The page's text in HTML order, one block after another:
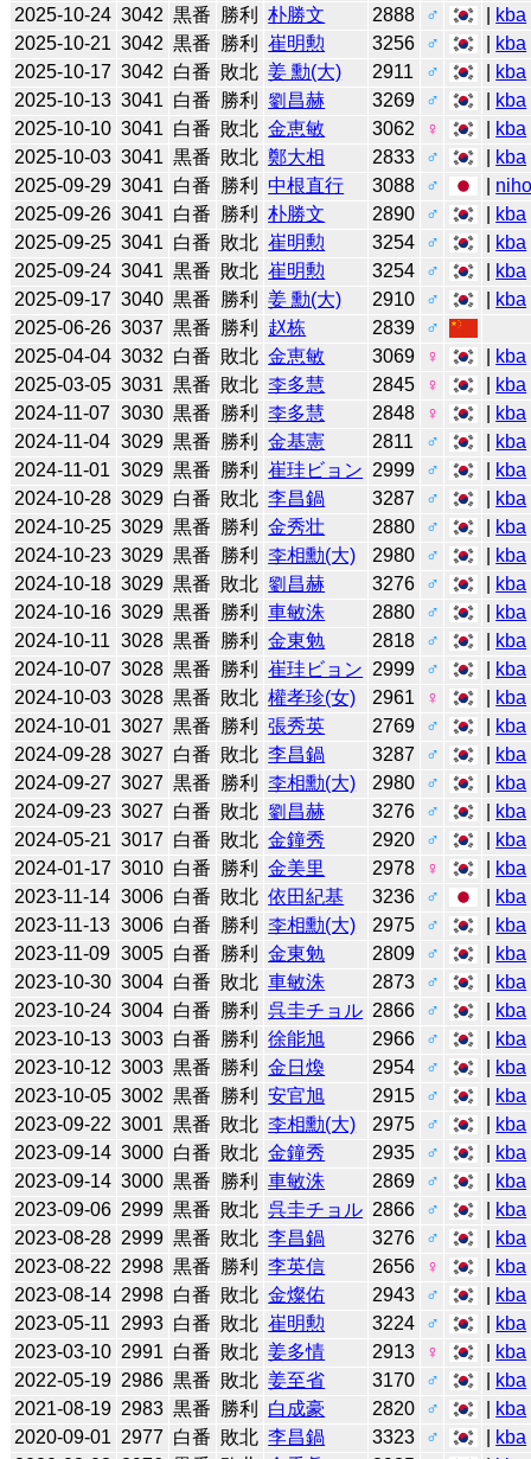
2025-10-24 3042 黒番 勝利 朴勝文 2888 ♂ kba
2025-10-21 3042 黒番 勝利 崔明勲 3256 ♂ kba
2025-10-17 3042 白番 敗北 姜 勳(大) 2911 ♂ kba
2025-10-13 3041 白番 勝利 劉昌赫 3269 ♂ kba
2025-10-10 3041 白番 敗北 金恵敏 3062 ♀ kba
2025-10-03 3041 黒番 敗北 鄭大相 2833 ♂ kba
2025-09-29 3041 白番 勝利 中根直行 3088 ♂
2025-09-26 3041 白番 勝利 朴勝文 2890 ♂ kba
2025-09-25 3041 白番 敗北 崔明勲 3254 ♂ kba
2025-09-24 3041 黒番 敗北 崔明勲 3254 ♂ kba
2025-09-17 3040 黒番 勝利 姜 勳(大) 2910 ♂ kba
2025-06-26 3037 黒番 勝利 赵栋 2839
♂
2025-04-04 3032 白番 敗北 金恵敏 3069 ♀ kba
2025-03-05 3031 黒番 敗北 李多慧 2845 ♀ kba
2024-11-07 3030 黒番 勝利 李多慧 2848 ♀ kba
2024-11-04 3029 黒番 勝利 金基憲 2811 ♂ kba
2024-11-01 3029 黒番 勝利 崔珪ビョン 2999 ♂ kba
2024-10-28 3029 白番 敗北 李昌鍋 3287 ♂ kba
2024-10-25 3029 黒番 勝利 金秀壮 2880 ♂ kba
2024-10-23 3029 黒番 勝利 李相勳(大) 2980 ♂ kba
2024-10-18 3029 黒番 敗北 劉昌赫 3276 ♂ kba
2024-10-16 3029 黒番 勝利 車敏洙 2880 ♂ kba
2024-10-11 3028 黒番 勝利 金東勉 2818 ♂ kba
2024-10-07 3028 黒番 勝利 崔珪ビョン 2999 ♂ kba
2024-10-03 3028 黒番 敗北 權孝珍(女) 2961 ♀ kba
2024-10-01 3027 黒番 勝利 張秀英 2769 ♂ kba
2024-09-28 3027 白番 敗北 李昌鍋 3287 ♂ kba
2024-09-27 3027 黒番 勝利 李相勳(大) 2980 ♂ kba
2024-09-23 3027 白番 敗北 劉昌赫 3276 ♂ kba
2024-05-21 3017 白番 敗北 金鐘秀 2920 ♂ kba
2024-01-17 3010 白番 勝利 金美里 2978 ♀ kba
2023-11-14 3006 白番 敗北 依田紀基 3236 ♂ kba
2023-11-13 3006 白番 勝利 李相勳(大) 2975 ♂ kba
2023-11-09 3005 白番 勝利 金東勉 2809 ♂ kba
2023-10-30 3004 白番 敗北 車敏洙 2873 ♂ kba
2023-10-24 3004 白番 勝利 呉圭チョル 2866 ♂ kba
2023-10-13 3003 白番 勝利 徐能旭 2966 ♂ kba
2023-10-12 3003 黒番 勝利 金日煥 2954 ♂ kba
2023-10-05 3002 黒番 勝利 安官旭 2915 ♂ kba
2023-09-22 3001 黒番 敗北 李相勳(大) 2975 ♂ kba
2023-09-14 3000 白番 敗北 金鐘秀 2935 ♂ kba
2023-09-14 3000 黒番 勝利 車敏洙 2869 ♂ kba
2023-09-06 2999 黒番 敗北 呉圭チョル 2866 ♂ kba
2023-08-28 2999 黒番 敗北 李昌鍋 3276 ♂ kba
2023-08-22 2998 黒番 勝利 李英信 2656 ♀ kba
2023-08-14 2998 白番 敗北 金燦佑 2943 ♂ kba
2023-05-11
2993 白番 敗北 崔明勲 3224 ♂ kba
2023-03-10 2991 白番 敗北 姜多情 2913 ♀ kba
2022-05-19 2986 黒番 敗北 姜至省 3170 ♂ kba
2021-08-19 2983 黒番 勝利 白成豪 2820 ♂ kba
2020-09-01 2977 白番 敗北 李昌鍋 3323 ♂ kba